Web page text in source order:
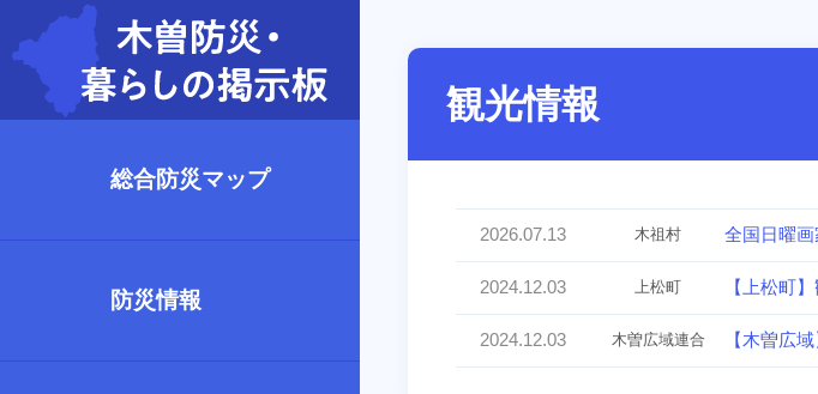
総合防災マップ
防災情報
観光情報
木祖村
2026.07.13 全国日曜
上松町
2024.12.03 【上松町
木曽広域連合
2024.12.03 【木曽広